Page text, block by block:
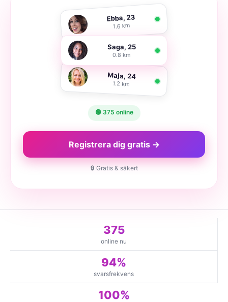
Ebba, 23
1.6 km
Saga, 25
0.8 km
Maja, 24
1.2 km
🟢 375 online
Registrera dig gratis →
🔒 Gratis & säkert
375
online nu
94%
svarsfrekvens
100%